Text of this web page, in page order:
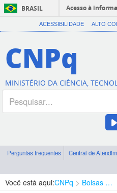
BRASIL
Acesso à
ACESSIBILIDADE ALTO
CNPq
MINISTÉRIO DA CIÊNCIA,
Perguntas frequentes Central de
Você está aqui:CNPq Bolsas e Auxílios Vigentes